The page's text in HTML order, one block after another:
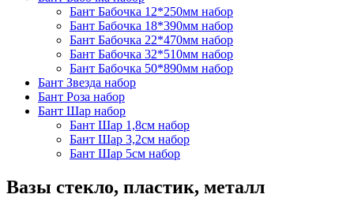
Бант Бабочка 12*250мм набор
Бант Бабочка 18*390мм набор
Бант Бабочка 22*470мм набор
Бант Бабочка 32*510мм набор
Бант Бабочка 50*890мм набор
Бант Звезда набор
Бант Роза набор
Бант Шар набор
Бант Шар 1,8см набор
Бант Шар 3,2см набор
Бант Шар 5см набор
Вазы стекло, пластик, металл